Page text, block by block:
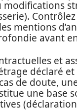
Contrôlez
mentions
avant
et
déclaré
de doute,
une base